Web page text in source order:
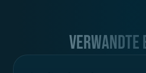
Verwandte